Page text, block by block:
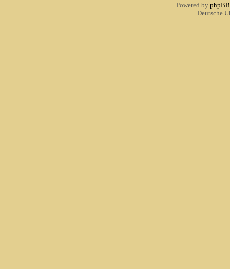
Powered by phpBB
Deutsche